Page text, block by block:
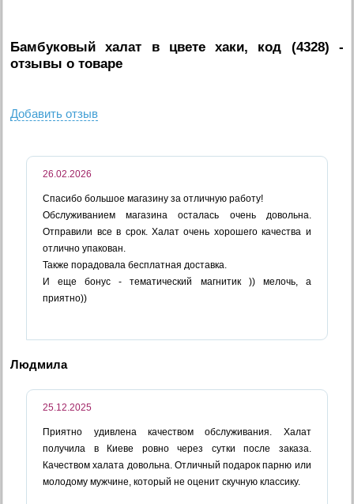
Бамбуковый халат в цвете хаки, код (4328) -
отзывы о товаре
Добавить отзыв
26.02.2026
Спасибо большое магазину за отличную работу!
Обслуживанием магазина осталась очень довольна.
Отправили все в срок. Халат очень хорошего качества и
отлично упакован.
Также порадовала бесплатная доставка.
И еще бонус - тематический магнитик )) мелочь, а
приятно))
Людмила
25.12.2025
Приятно удивлена качеством обслуживания. Халат
получила в Киеве ровно через сутки после заказа.
Качеством халата довольна. Отличный подарок парню или
молодому мужчине, который не оценит скучную классику.